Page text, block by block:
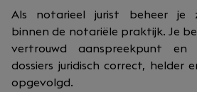
Als notarieel jurist beheer je
binnen de notariële praktijk. Je
vertrouwd aanspreekpunt
dossiers juridisch correct, helder
opgevolgd.